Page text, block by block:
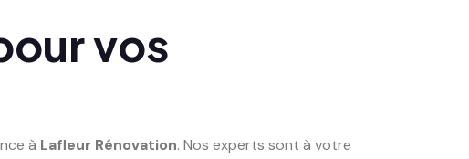
vos
à Lafleur Rénovation. Nos experts sont à votre